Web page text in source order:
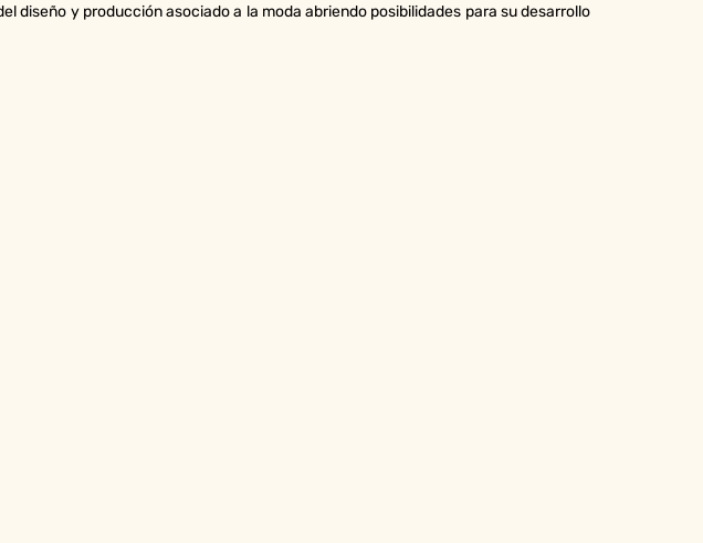
diseño y producción asociado a la moda abriendo posibilidades para su desarrollo